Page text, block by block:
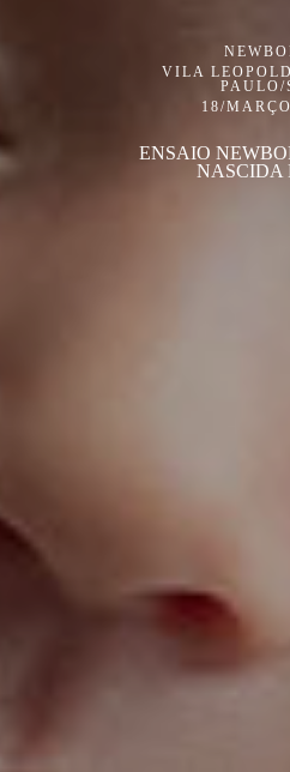
VILA
PAULO/
18/
ENSAIO
NASCIDA